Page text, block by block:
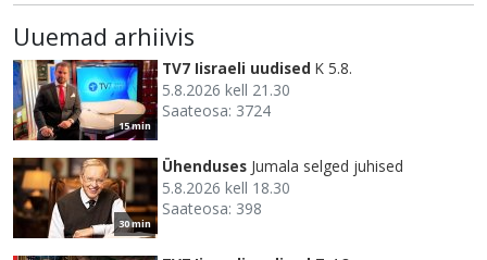
Uuemad arhiivis
15 min
TV7 Iisraeli uudised K 5.8.
5.8.2026 kell 21.30
Saateosa: 3724
30 min
Ühenduses Jumala selged juhised
5.8.2026 kell 18.30
Saateosa: 398